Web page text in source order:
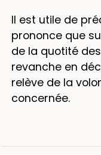
Il est utile de
prononce que
de la quotité
revanche en
relève de la
concernée.